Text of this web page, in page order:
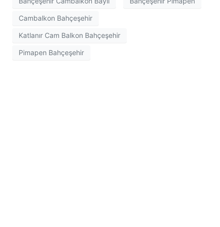
Cambalkon Bahçeşehir
Katlanır Cam Balkon Bahçeşehir
Pimapen Bahçeşehir